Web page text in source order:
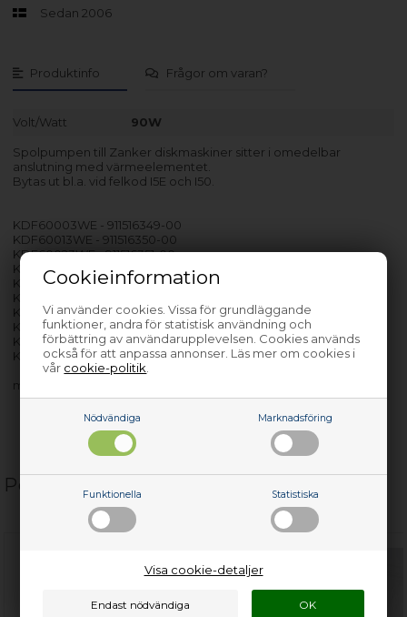
Cookieinformation
Vi använder cookies. Vissa för grundläggande
funktioner, andra för statistisk användning och
förbättring av användarupplevelsen. Cookies används
också för att anpassa annonser. Läs mer om cookies i
vår cookie-politik
Nödvändiga Marknadsföring
Funktionella Statistiska
Visa cookie-detaljer
Produktinfo Frågor om varan?
Volt/Watt 90W
Spolpumpen till Zanker diskmaskiner sitter i omedelbar
anslutning med värmeelementet.
Bytas ut bl.a. vid felkod I5E och I50.
KDF60003WE - 911516349-00
KDF60013WE - 911516350-00
KDF60023WE - 911516351-00
KDI60020XA - 911526294-00
KDI61020XA - 911526293-00
KDI62020XA - 911526364-00
KDT10052FK - 911435322-00
KDU60020XA - 911526296-00
KDU61020XA - 911526295-00
KDV10030FA - 911075027-01
med flera…
Sedan 2006
Populära relaterade produkter